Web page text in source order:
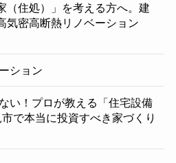
（住処）」を考える方へ。建
気密高断熱リノベーション
ション
い！プロが教える「住宅設備
で本当に投資すべき家づくり